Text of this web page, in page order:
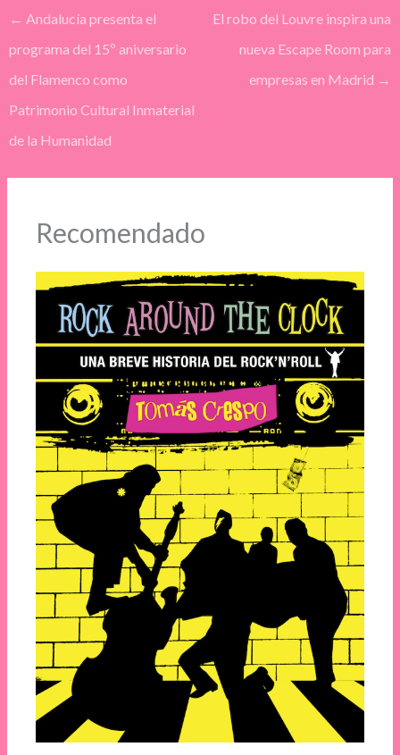
← Andalucía presenta el
programa del 15º aniversario
del Flamenco como
Patrimonio Cultural Inmaterial
de la Humanidad
El robo del Louvre inspira una
nueva Escape Room para
empresas en Madrid →
Recomendado